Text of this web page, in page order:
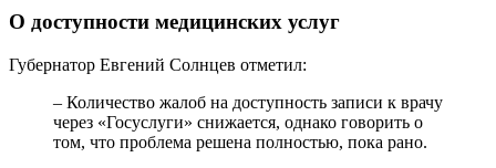
О доступности медицинских услуг
Губернатор Евгений Солнцев отметил:
– Количество жалоб на доступность записи к врачу
через «Госуслуги» снижается, однако говорить о
том, что проблема решена полностью, пока рано.